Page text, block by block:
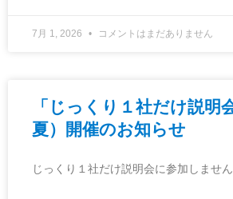
7月 1, 2026 コメントはまだありません
「じっくり１社だけ説明
夏）開催のお知らせ
じっくり１社だけ説明会に参加しませ